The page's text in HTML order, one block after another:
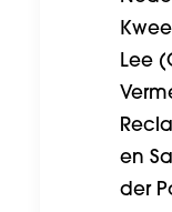
Lee
en
der